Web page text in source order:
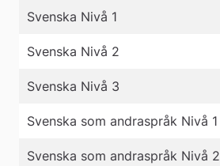
Svenska Nivå 1
Svenska Nivå 2
Svenska Nivå 3
Svenska som andraspråk Nivå 1
Svenska som andraspråk Nivå 2